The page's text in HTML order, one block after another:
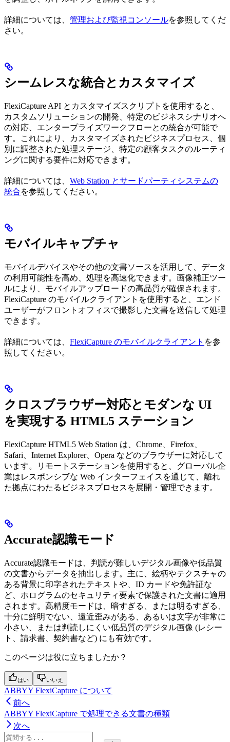
詳細については、 管理および監視コンソールを参照してくだ
さい。
シームレスな統合とカスタマイズ
FlexiCapture API とカスタマイズスクリプトを使用すると、
カスタムソリューションの開発、特定のビジネスシナリオへ
の対応、エンタープライズワークフローとの統合が可能で
す。これにより、カスタマイズされたビジネスプロセス、個
別に調整された処理ステージ、特定の顧客タスクのルーティ
ングに関する要件に対応できます。
詳細については、 Web Station とサードパーティシステムの
統合を参照してください。
モバイルキャプチャ
モバイルデバイスやその他の文書ソースを活用して、データ
の利用可能性を高め、処理を高速化できます。画像補正ツー
ルにより、モバイルアップロードの高品質が確保されます。
FlexiCapture のモバイルクライアントを使用すると、エンド
ユーザーがフロントオフィスで撮影した文書を送信して処理
できます。
詳細については、 FlexiCapture のモバイルクライアント を参
照してください。
クロスブラウザー対応とモダンな UI
を実現する HTML5 ステーション
FlexiCapture HTML5 Web Station は、Chrome、Firefox、
Safari、Internet Explorer、Opera などのブラウザーに対応して
います。リモートステーションを使用すると、グローバル企
業はレスポンシブな Web インターフェイスを通じて、離れ
た拠点にわたるビジネスプロセスを展開・管理できます。
Accurate認識モード
Accurate認識モードは、判読が難しいデジタル画像や低品質
の文書からデータを抽出します。主に、絵柄やテクスチャの
ある背景に印字されたテキストや、ID カードや免許証な
ど、ホログラムのセキュリティ要素で保護された文書に適用
されます。高精度モードは、暗すぎる、または明るすぎる、
十分に鮮明でない、遠近歪みがある、あるいは文字が非常に
小さい、または判読しにくい低品質のデジタル画像 (レシー
ト、請求書、契約書など) にも有効です。
このページは役に立ちましたか？
はい いいえ
ABBYY FlexiCapture について
前へ
ABBYY FlexiCapture で処理できる文書の種類
次へ